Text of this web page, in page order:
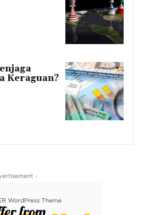
Keraguan?
-